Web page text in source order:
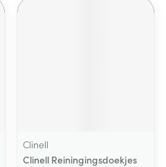
Clinell
Clinell Reiningingsdoekjes